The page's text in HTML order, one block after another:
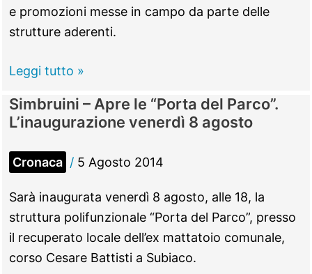
e promozioni messe in campo da parte delle
strutture aderenti.
Subiaco
Shopping
sotto
le
stelle,
al
via
le
aperture
Leggi tutto »
Simbruini – Apre le “Porta del Parco”.
L’inaugurazione venerdì 8 agosto
Cronaca / 5 Agosto 2014
Sarà inaugurata venerdì 8 agosto, alle 18, la
struttura polifunzionale “Porta del Parco”, presso
il recuperato locale dell’ex mattatoio comunale,
corso Cesare Battisti a Subiaco.